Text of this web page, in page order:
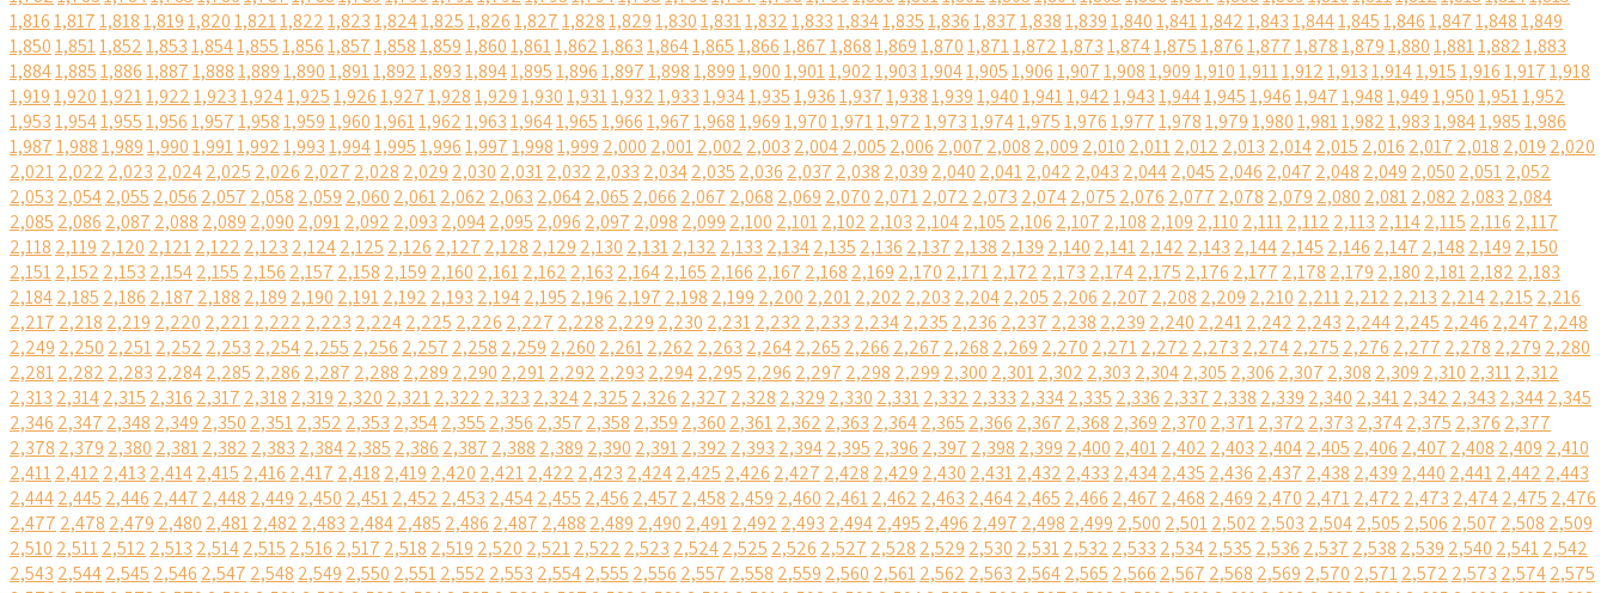
1,8161,8171,8181,8191,8201,8211,8221,8231,8241,8251,8261,8271,8281,8291,8301,8311,8321,8331,8341,8351,8361,8371,8381,8391,8401,8411,8421,8431,8441,8451,8461,8471,8481,849
1,8501,8511,8521,8531,8541,8551,8561,8571,8581,8591,8601,8611,8621,8631,8641,8651,8661,8671,8681,8691,8701,8711,8721,8731,8741,8751,8761,8771,8781,8791,8801,8811,8821,883
1,8841,8851,8861,8871,8881,8891,8901,8911,8921,8931,8941,8951,8961,8971,8981,8991,9001,9011,9021,9031,9041,9051,9061,9071,9081,9091,9101,9111,9121,9131,9141,9151,9161,9171,918
1,9191,9201,9211,9221,9231,9241,9251,9261,9271,9281,9291,9301,9311,9321,9331,9341,9351,9361,9371,9381,9391,9401,9411,9421,9431,9441,9451,9461,9471,9481,9491,9501,9511,952
1,9531,9541,9551,9561,9571,9581,9591,9601,9611,9621,9631,9641,9651,9661,9671,9681,9691,9701,9711,9721,9731,9741,9751,9761,9771,9781,9791,9801,9811,9821,9831,9841,9851,986
1,9871,9881,9891,9901,9911,9921,9931,9941,9951,9961,9971,9981,999 2,000 2,0012,002 2,003 2,0042,005 2,006 2,007 2,008 2,009 2,010 2,0112,012 2,013 2,0142,015 2,016 2,017 2,018 2,019 2,020
2,0212,022 2,023 2,0242,025 2,026 2,027 2,028 2,029 2,030 2,0312,032 2,033 2,0342,035 2,036 2,037 2,038 2,039 2,040 2,0412,042 2,043 2,0442,045 2,046 2,047 2,048 2,049 2,050 2,0512,052
2,053 2,0542,055 2,056 2,057 2,058 2,059 2,060 2,0612,062 2,063 2,0642,065 2,066 2,067 2,068 2,069 2,070 2,0712,072 2,073 2,0742,075 2,076 2,077 2,078 2,079 2,080 2,0812,082 2,083 2,084
2,085 2,086 2,087 2,088 2,089 2,090 2,0912,092 2,093 2,0942,095 2,096 2,097 2,098 2,099 2,100 2,1012,102 2,103 2,1042,105 2,106 2,107 2,108 2,109 2,110 2,1112,112 2,113 2,1142,115 2,116 2,117
2,118 2,119 2,120 2,1212,122 2,123 2,1242,125 2,126 2,127 2,128 2,129 2,130 2,1312,132 2,133 2,1342,135 2,136 2,137 2,138 2,139 2,140 2,1412,142 2,143 2,1442,145 2,146 2,147 2,148 2,149 2,150
2,1512,152 2,153 2,1542,155 2,156 2,157 2,158 2,159 2,160 2,1612,162 2,163 2,1642,165 2,166 2,167 2,168 2,169 2,170 2,1712,172 2,173 2,1742,175 2,176 2,177 2,178 2,179 2,180 2,1812,182 2,183
2,1842,185 2,186 2,187 2,188 2,189 2,190 2,1912,192 2,193 2,1942,195 2,196 2,197 2,198 2,199 2,200 2,2012,202 2,203 2,2042,205 2,206 2,207 2,208 2,209 2,210 2,2112,212 2,213 2,2142,215 2,216
2,217 2,218 2,219 2,220 2,2212,222 2,223 2,2242,225 2,226 2,227 2,228 2,229 2,230 2,2312,232 2,233 2,2342,235 2,236 2,237 2,238 2,239 2,240 2,2412,242 2,243 2,2442,245 2,246 2,247 2,248
2,249 2,250 2,2512,252 2,253 2,2542,255 2,256 2,257 2,258 2,259 2,260 2,2612,262 2,263 2,2642,265 2,266 2,267 2,268 2,269 2,270 2,2712,272 2,273 2,2742,275 2,276 2,277 2,278 2,279 2,280
2,2812,282 2,283 2,2842,285 2,286 2,287 2,288 2,289 2,290 2,2912,292 2,293 2,2942,295 2,296 2,297 2,298 2,299 2,300 2,3012,302 2,303 2,3042,305 2,306 2,307 2,308 2,309 2,310 2,3112,312
2,313 2,3142,315 2,316 2,317 2,318 2,319 2,320 2,3212,322 2,323 2,3242,325 2,326 2,327 2,328 2,329 2,330 2,3312,332 2,333 2,3342,335 2,336 2,337 2,338 2,339 2,340 2,3412,342 2,343 2,3442,345
2,346 2,347 2,348 2,349 2,350 2,3512,352 2,353 2,3542,355 2,356 2,357 2,358 2,359 2,360 2,3612,362 2,363 2,3642,365 2,366 2,367 2,368 2,369 2,370 2,3712,372 2,373 2,3742,375 2,376 2,377
2,378 2,379 2,380 2,3812,382 2,383 2,3842,385 2,386 2,387 2,388 2,389 2,390 2,3912,392 2,393 2,3942,395 2,396 2,397 2,398 2,399 2,400 2,4012,402 2,403 2,4042,405 2,406 2,407 2,408 2,409 2,410
2,4112,412 2,413 2,4142,415 2,416 2,417 2,418 2,419 2,420 2,4212,422 2,423 2,4242,425 2,426 2,427 2,428 2,429 2,430 2,4312,432 2,433 2,4342,435 2,436 2,437 2,438 2,439 2,440 2,4412,442 2,443
2,4442,445 2,446 2,447 2,448 2,449 2,450 2,4512,452 2,453 2,4542,455 2,456 2,457 2,458 2,459 2,460 2,4612,462 2,463 2,4642,465 2,466 2,467 2,468 2,469 2,470 2,4712,472 2,473 2,4742,475 2,476
2,477 2,478 2,479 2,480 2,4812,482 2,483 2,4842,485 2,486 2,487 2,488 2,489 2,490 2,4912,492 2,493 2,4942,495 2,496 2,497 2,498 2,499 2,500 2,5012,502 2,503 2,5042,505 2,506 2,507 2,508 2,509
2,510 2,5112,512 2,513 2,5142,515 2,516 2,517 2,518 2,519 2,520 2,5212,522 2,523 2,5242,525 2,526 2,527 2,528 2,529 2,530 2,5312,532 2,533 2,5342,535 2,536 2,537 2,538 2,539 2,540 2,5412,542
2,543 2,5442,545 2,546 2,547 2,548 2,549 2,550 2,5512,552 2,553 2,5542,555 2,556 2,557 2,558 2,559 2,560 2,5612,562 2,563 2,5642,565 2,566 2,567 2,568 2,569 2,570 2,5712,572 2,573 2,5742,575